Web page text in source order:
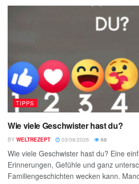
TIPPS
Wie viele Geschwister hast du?
BY WELTREZEPT 03/08/2026 68
Wie viele Geschwister hast du? Eine
Erinnerungen, Gefühle und ganz
Familiengeschichten wecken kann.